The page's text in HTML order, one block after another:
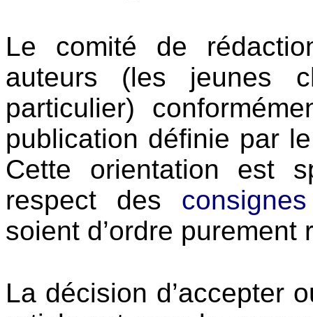
Le comité de
auteurs (les jeunes
particulier)
publication définie par
Cette orientation est
respect des
soient d’ordre
La décision d’accepter